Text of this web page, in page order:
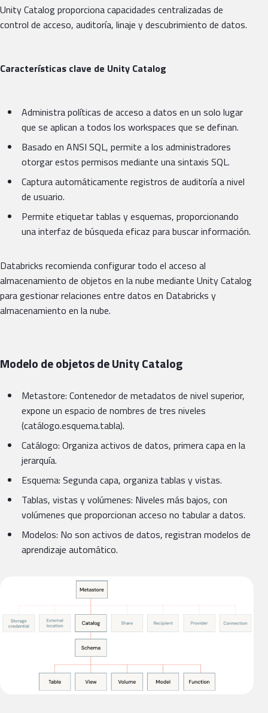
Unity Catalog proporciona capacidades centralizadas de
control de acceso, auditoría, linaje y descubrimiento de datos.
Características clave de Unity Catalog
Administra políticas de acceso a datos en un solo lugar
que se aplican a todos los workspaces que se definan.
Basado en ANSI SQL, permite a los administradores
otorgar estos permisos mediante una sintaxis SQL.
Captura automáticamente registros de auditoría a nivel
de usuario.
Permite etiquetar tablas y esquemas, proporcionando
una interfaz de búsqueda eficaz para buscar información.
Databricks recomienda configurar todo el acceso al
almacenamiento de objetos en la nube mediante Unity Catalog
para gestionar relaciones entre datos en Databricks y
almacenamiento en la nube.
Modelo de objetos de Unity Catalog
Metastore: Contenedor de metadatos de nivel superior,
expone un espacio de nombres de tres niveles
(catálogo.esquema.tabla).
Catálogo: Organiza activos de datos, primera capa en la
jerarquía.
Esquema: Segunda capa, organiza tablas y vistas.
Tablas, vistas y volúmenes: Niveles más bajos, con
volúmenes que proporcionan acceso no tabular a datos.
Modelos: No son activos de datos, registran modelos de
aprendizaje automático.